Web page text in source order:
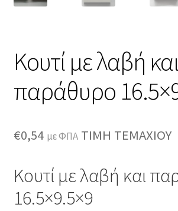
Κουτί με λαβή και
παράθυρο
€0,54 με ΦΠΑ ΤΙΜΗ ΤΕΜΑΧΙΟΥ
Κουτί με λαβή και
16.5×9.5×9